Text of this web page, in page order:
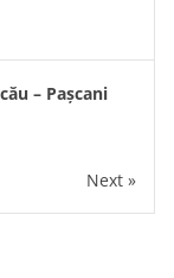
– Pașcani
Next »